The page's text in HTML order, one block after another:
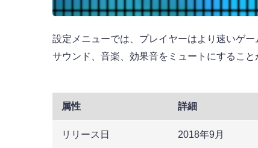
設定メニューでは、プレイヤーはより速いゲ
サウンド、音楽、効果音をミュートにすること
属性 詳細
リリース日 2018年9月